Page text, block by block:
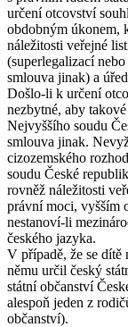
určení otcovství
obdobným úkonem,
náležitosti veřejné
(superlegalizací
smlouva jinak) a
Došlo-li k určení
nezbytné, aby
Nejvyššího soudu
smlouva jinak.
cizozemského
soudu České
rovněž náležitosti
právní moci, vyšším
nestanoví-li
českého jazyka.
V případě, že se
němu určil český
státní občanství
alespoň jeden z
občanství).